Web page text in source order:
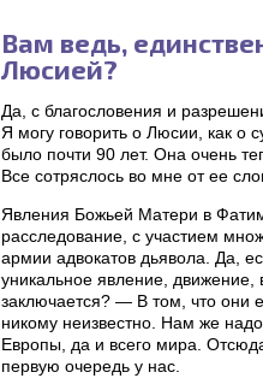
Вам ведь,
Люсией?
Да, с благословения и
Я могу говорить о Люсии, как о
было почти 90 лет. Она очень
Все сотряслось во мне от ее
Явления Божьей Матери в
расследование, с участием
армии адвокатов дьявола. Да,
уникальное явление, движение,
заключается? — В том, что они
никому неизвестно. Нам же
Европы, да и всего мира.
первую очередь у нас.